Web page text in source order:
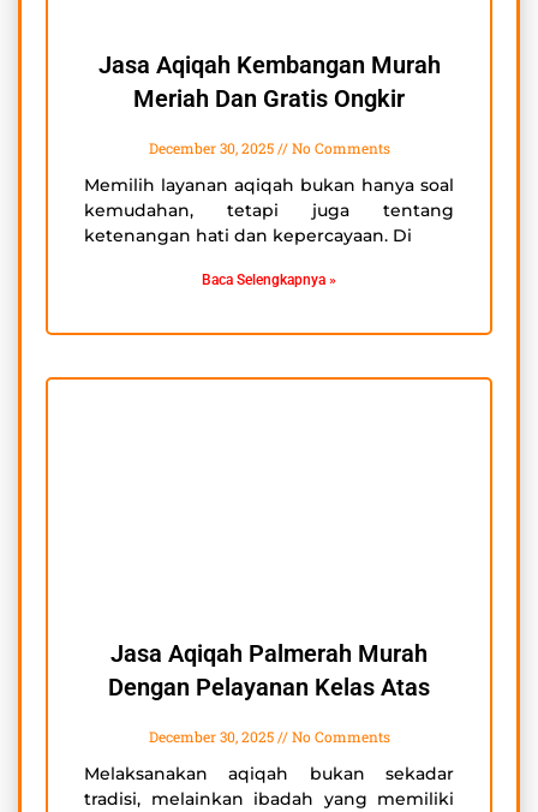
Jasa Aqiqah Kembangan Murah
Meriah Dan Gratis Ongkir
December 30, 2025 No Comments
Memilih layanan aqiqah bukan hanya soal
kemudahan, tetapi juga tentang
ketenangan hati dan kepercayaan. Di
Baca Selengkapnya »
Jasa Aqiqah Palmerah Murah
Dengan Pelayanan Kelas Atas
December 30, 2025 No Comments
Melaksanakan aqiqah bukan sekadar
tradisi, melainkan ibadah yang memiliki